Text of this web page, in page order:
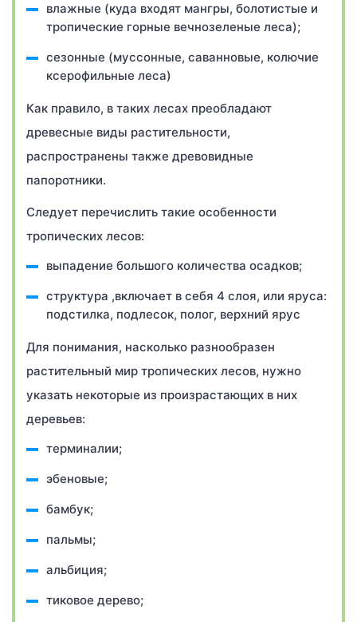
влажные (куда входят мангры, болотистые и
тропические горные вечнозеленые леса);
сезонные (муссонные, саванновые, колючие
ксерофильные леса)
Как правило, в таких лесах преобладают
древесные виды растительности,
распространены также древовидные
папоротники.
Следует перечислить такие особенности
тропических лесов:
выпадение большого количества осадков;
структура ,включает в себя 4 слоя, или яруса:
подстилка, подлесок, полог, верхний ярус
Для понимания, насколько разнообразен
растительный мир тропических лесов, нужно
указать некоторые из произрастающих в них
деревьев:
терминалии;
эбеновые;
бамбук;
пальмы;
альбиция;
тиковое дерево;